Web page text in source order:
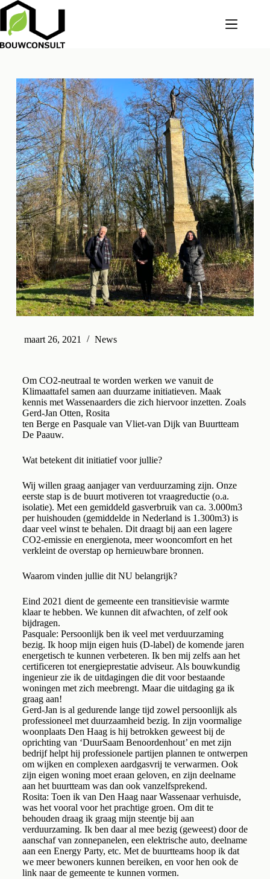
maart 26, 2021 News
Om CO2-neutraal te worden werken we vanuit de
Klimaattafel samen aan duurzame initiatieven. Maak
kennis met Wassenaarders die zich hiervoor inzetten. Zoals
Gerd-Jan Otten, Rosita
ten Berge en Pasquale van Vliet-van Dijk van Buurtteam
De Paauw.
Wat betekent dit initiatief voor jullie?
Wij willen graag aanjager van verduurzaming zijn. Onze
eerste stap is de buurt motiveren tot vraagreductie (o.a.
isolatie). Met een gemiddeld gasverbruik van ca. 3.000m3
per huishouden (gemiddelde in Nederland is 1.300m3) is
daar veel winst te behalen. Dit draagt bij aan een lagere
CO2-emissie en energienota, meer wooncomfort en het
verkleint de overstap op hernieuwbare bronnen.
Waarom vinden jullie dit NU belangrijk?
Eind 2021 dient de gemeente een transitievisie warmte
klaar te hebben. We kunnen dit afwachten, of zelf ook
bijdragen.
Pasquale: Persoonlijk ben ik veel met verduurzaming
bezig. Ik hoop mijn eigen huis (D-label) de komende jaren
energetisch te kunnen verbeteren. Ik ben mij zelfs aan het
certificeren tot energieprestatie adviseur. Als bouwkundig
ingenieur zie ik de uitdagingen die dit voor bestaande
woningen met zich meebrengt. Maar die uitdaging ga ik
graag aan!
Gerd-Jan is al gedurende lange tijd zowel persoonlijk als
professioneel met duurzaamheid bezig. In zijn voormalige
woonplaats Den Haag is hij betrokken geweest bij de
oprichting van ‘DuurSaam Benoordenhout’ en met zijn
bedrijf helpt hij professionele partijen plannen te ontwerpen
om wijken en complexen aardgasvrij te verwarmen. Ook
zijn eigen woning moet eraan geloven, en zijn deelname
aan het buurtteam was dan ook vanzelfsprekend.
Rosita: Toen ik van Den Haag naar Wassenaar verhuisde,
was het vooral voor het prachtige groen. Om dit te
behouden draag ik graag mijn steentje bij aan
verduurzaming. Ik ben daar al mee bezig (geweest) door de
aanschaf van zonnepanelen, een elektrische auto, deelname
aan een Energy Party, etc. Met de buurtteams hoop ik dat
we meer bewoners kunnen bereiken, en voor hen ook de
link naar de gemeente te kunnen vormen.